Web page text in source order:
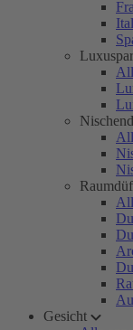
Gesicht